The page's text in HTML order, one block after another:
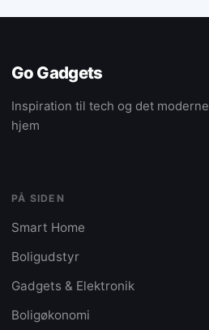
Go Gadgets
Inspiration til tech og det moderne
hjem
PÅ SIDEN
Smart Home
Boligudstyr
Gadgets & Elektronik
Boligøkonomi